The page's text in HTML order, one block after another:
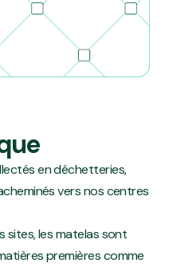
en déchetteries,
vers nos centres
sites, les matelas sont
premières comme